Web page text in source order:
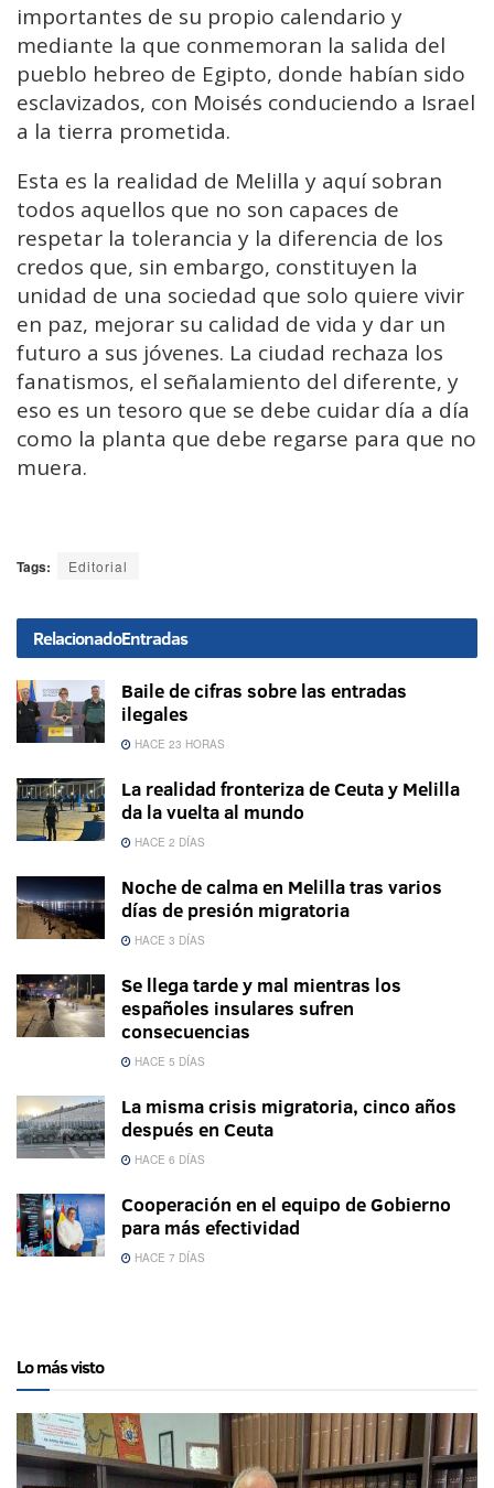
importantes de su propio calendario y
mediante la que conmemoran la salida del
pueblo hebreo de Egipto, donde habían sido
esclavizados, con Moisés conduciendo a Israel
a la tierra prometida.
Esta es la realidad de Melilla y aquí sobran
todos aquellos que no son capaces de
respetar la tolerancia y la diferencia de los
credos que, sin embargo, constituyen la
unidad de una sociedad que solo quiere vivir
en paz, mejorar su calidad de vida y dar un
futuro a sus jóvenes. La ciudad rechaza los
fanatismos, el señalamiento del diferente, y
eso es un tesoro que se debe cuidar día a día
como la planta que debe regarse para que no
muera.
Tags: Editorial
RelacionadoEntradas
Baile de cifras sobre las entradas
ilegales
HACE 23 HORAS
La realidad fronteriza de Ceuta y Melilla
da la vuelta al mundo
HACE 2 DÍAS
Noche de calma en Melilla tras varios
días de presión migratoria
HACE 3 DÍAS
Se llega tarde y mal mientras los
españoles insulares sufren
consecuencias
HACE 5 DÍAS
La misma crisis migratoria, cinco años
después en Ceuta
HACE 6 DÍAS
Cooperación en el equipo de Gobierno
para más efectividad
HACE 7 DÍAS
Lo más visto